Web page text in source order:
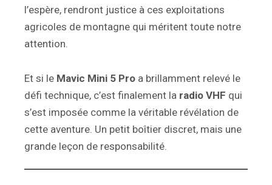
l’espère, rendront justice à ces exploitations
agricoles de montagne qui méritent toute notre
attention.
Et si le Mavic Mini 5 Pro a brillamment relevé le
défi technique, c’est finalement la radio VHF qui
s’est imposée comme la véritable révélation de
cette aventure. Un petit boîtier discret, mais une
grande leçon de responsabilité.